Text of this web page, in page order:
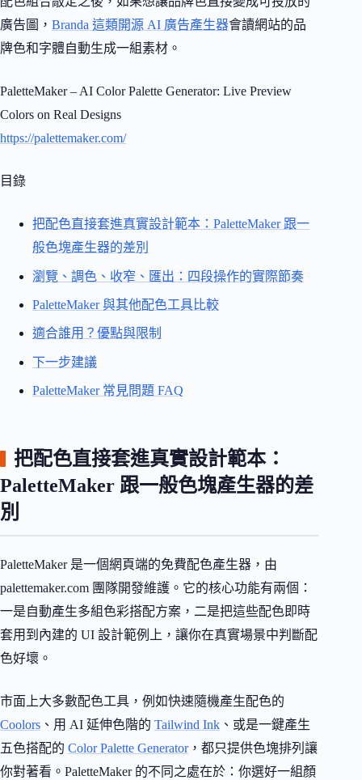
廣告圖， Branda 這類開源 AI 廣告產生器會讀網站的品
牌色和字體自動生成一組素材。
PaletteMaker – AI Color Palette Generator: Live Preview
Colors on Real Designs
https://palettemaker.com/
目錄
把配色直接套進真實設計範本：PaletteMaker 跟一
般色塊產生器的差別
瀏覽、調色、收窄、匯出：四段操作的實際節奏
PaletteMaker 與其他配色工具比較
適合誰用？優點與限制
下一步建議
PaletteMaker 常見問題 FAQ
把配色直接套進真實設計範本：
PaletteMaker 跟一般色塊產生器的差
別
PaletteMaker 是一個網頁端的免費配色產生器，由
palettemaker.com 團隊開發維護。它的核心功能有兩個：
一是自動產生多組色彩搭配方案，二是把這些配色即時
套用到內建的 UI 設計範例上，讓你在真實場景中判斷配
色好壞。
市面上大多數配色工具，例如快速隨機產生配色的
Coolors 、用 AI 延伸色階的 Tailwind Ink 、或是一鍵產生
五色搭配的 Color Palette Generator，都只提供色塊排列讓
你對著看。PaletteMaker 的不同之處在於：你選好一組顏